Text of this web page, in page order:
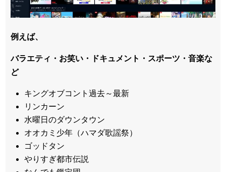
例えば、
バラエティ・お笑い・ドキュメント・スポーツ・音楽な
ど
キングオブコント過去～最新
リンカーン
水曜日のダウンタウン
オオカミ少年（ハマダ歌謡祭）
ゴッドタン
やりすぎ都市伝説